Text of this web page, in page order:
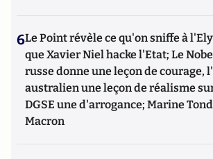
6Le Point révèle ce qu'on sniffe à
que Xavier Niel hacke l'Etat; Le
russe donne une leçon de courage,
australien une leçon de réalisme
DGSE une d'arrogance; Marine
Macron